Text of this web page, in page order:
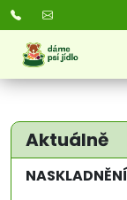
Aktuálně
NASKLADNĚNÍ